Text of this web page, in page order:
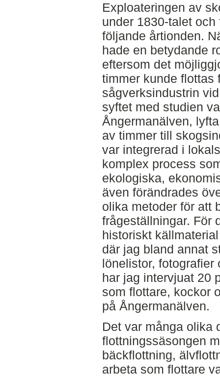
Exploateringen av
under 1830-talet
följande årtionden.
hade en betydande
eftersom det
timmer kunde flottas
sågverksindustrin
syftet med studien
Ångermanälven,
av timmer till
var integrerad i
komplex process
ekologiska,
även förändrades
olika metoder för att
frågeställningar. För
historiskt
där jag bland annat
lönelistor, fotografier
har jag intervjuat 20
som flottare, kockor
på Ångermanälven.
Det var många olika
flottningssäsongen
bäckflottning,
arbeta som flottare